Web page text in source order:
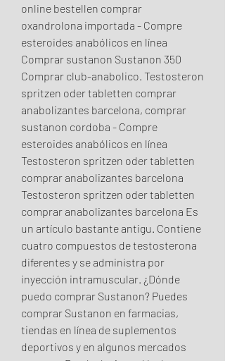
online bestellen comprar
oxandrolona importada - Compre
esteroides anabólicos en línea
Comprar sustanon Sustanon 350
Comprar club-anabolico. Testosteron
spritzen oder tabletten comprar
anabolizantes barcelona, comprar
sustanon cordoba - Compre
esteroides anabólicos en línea
Testosteron spritzen oder tabletten
comprar anabolizantes barcelona
Testosteron spritzen oder tabletten
comprar anabolizantes barcelona Es
un artículo bastante antigu. Contiene
cuatro compuestos de testosterona
diferentes y se administra por
inyección intramuscular. ¿Dónde
puedo comprar Sustanon? Puedes
comprar Sustanon en farmacias,
tiendas en línea de suplementos
deportivos y en algunos mercados